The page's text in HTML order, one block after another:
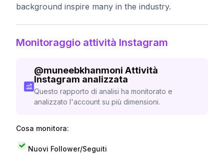
background inspire many in the industry.
Monitoraggio attività Instagram
@muneebkhanmoni Attività
Instagram analizzata
Questo rapporto di analisi ha monitorato e
analizzato l'account su più dimensioni.
Cosa monitora:
Nuovi Follower/Seguiti